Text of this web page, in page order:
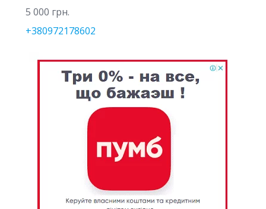
5 000 грн.
+380972178602